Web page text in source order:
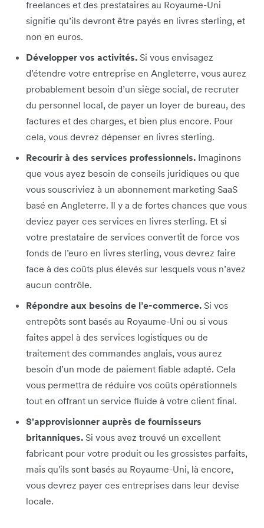
freelances et des prestataires au Royaume-Uni
signifie qu’ils devront être payés en livres sterling, et
non en euros.
Développer vos activités. Si vous envisagez
d’étendre votre entreprise en Angleterre, vous aurez
probablement besoin d’un siège social, de recruter
du personnel local, de payer un loyer de bureau, des
factures et des charges, et bien plus encore. Pour
cela, vous devrez dépenser en livres sterling.
Recourir à des services professionnels. Imaginons
que vous ayez besoin de conseils juridiques ou que
vous souscriviez à un abonnement marketing SaaS
basé en Angleterre. Il y a de fortes chances que vous
deviez payer ces services en livres sterling. Et si
votre prestataire de services convertit de force vos
fonds de l’euro en livres sterling, vous devrez faire
face à des coûts plus élevés sur lesquels vous n’avez
aucun contrôle.
Répondre aux besoins de l’e-commerce. Si vos
entrepôts sont basés au Royaume-Uni ou si vous
faites appel à des services logistiques ou de
traitement des commandes anglais, vous aurez
besoin d’un mode de paiement fiable adapté. Cela
vous permettra de réduire vos coûts opérationnels
tout en offrant un service fluide à votre client final.
S'approvisionner auprès de fournisseurs
britanniques. Si vous avez trouvé un excellent
fabricant pour votre produit ou les grossistes parfaits,
mais qu'ils sont basés au Royaume-Uni, là encore,
vous devrez payer ces entreprises dans leur devise
locale.